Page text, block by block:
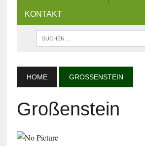
KONTAKT
HOME GROSSENSTEIN
Großenstein